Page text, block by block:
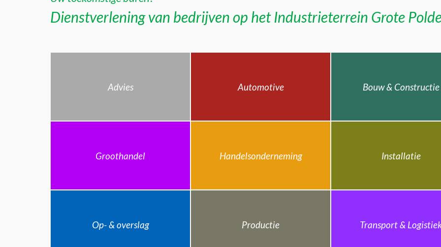
Dienstverlening van bedrijven op het Industrieterrein Grote
Advies Automotive Bouw & Constructie
Groothandel Handelsonderneming Installatie
Op- & overslag Productie Transport &